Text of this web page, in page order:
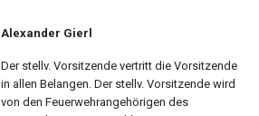
Alexander Gierl
Der stellv. Vorsitzende vertritt die Vorsitzende
in allen Belangen. Der stellv. Vorsitzende wird
von den Feuerwehrangehörigen des